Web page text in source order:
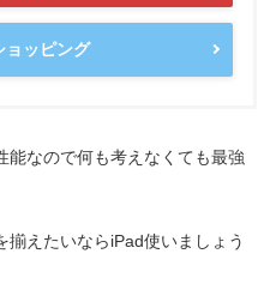
ッピング
能なので何も考えなくても最強
揃えたいならiPad使いましょう